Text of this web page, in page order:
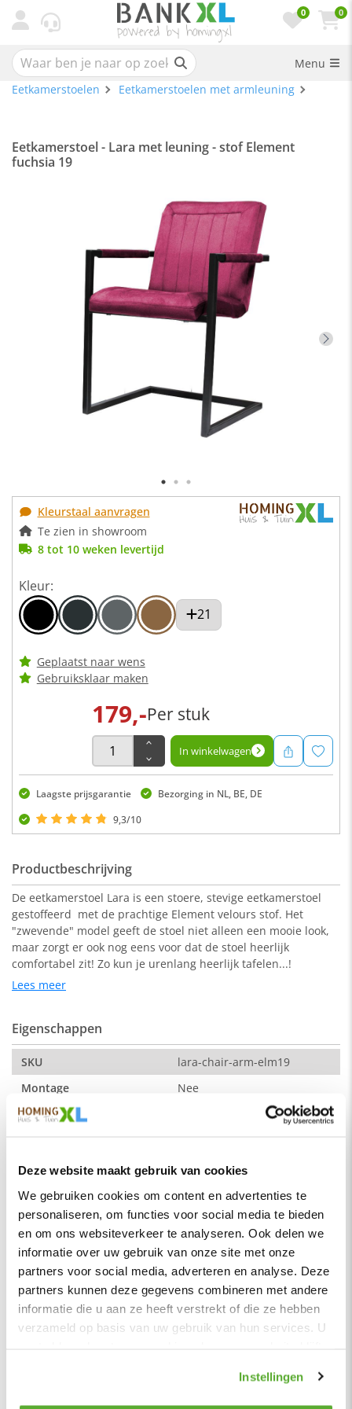
Deze website maakt gebruik van cookies
We gebruiken cookies om content en advertenties te
personaliseren, om functies voor social media te bieden
en om ons websiteverkeer te analyseren. Ook delen we
informatie over uw gebruik van onze site met onze
partners voor social media, adverteren en analyse. Deze
partners kunnen deze gegevens combineren met andere
informatie die u aan ze heeft verstrekt of die ze hebben
verzameld op basis van uw gebruik van hun services. U
Instellingen
0 0
Menu
Eetkamerstoelen
Eetkamerstoelen met armleuning
Eetkamerstoel - Lara met leuning - stof Element
fuchsia 19
Kleurstaal aanvragen
Te zien in showroom
8 tot 10 weken levertijd
Kleur:
21
Geplaatst naar wens
Gebruiksklaar maken
179,-Per stuk
In winkelwagen
Laagste prijsgarantie
Bezorging in NL, BE, DE
9,3/10
Productbeschrijving
De eetkamerstoel Lara is een stoere, stevige eetkamerstoel
gestoffeerd met de prachtige Element velours stof. Het
"zwevende" model geeft de stoel niet alleen een mooie look,
maar zorgt er ook nog eens voor dat de stoel heerlijk
comfortabel zit! Zo kun je urenlang heerlijk tafelen...!
bij de eetkamerbanken met de velours Element stof. De Lara
stoel wordt geleverd met zwart gepoedercoat metalen poten.
De verschillende kleuren zijn ook uitstekend met elkaar te
combineren. De stoel is ook leverbaar zonder armleuningen.
De kleur op de foto kan per computerscherm afwijken van de
aanvragen".
Afmetingen:
50 x 60 x 87 (b x d x h)
Zitdiepte: 44 cm
Zithoogte: 50 cm
Breedte zitting: 45 cm
Hoogte armleuning: 65 cm
Maximale draagkracht: 120 kg
Element stof is een velours stofsoort met een zachte
uitstraling. Door de velours stof krijgt de bank een zeer
Lees meer
Eigenschappen
SKU
lara-chair-arm-elm19
Montage
Nee
Merk
Vorm
Buizenframe
Serie
Lara
Kleur
Fuchsia
Zitbreedte
55 cm
Zitdiepte
44 cm
Zithoogte
50 cm